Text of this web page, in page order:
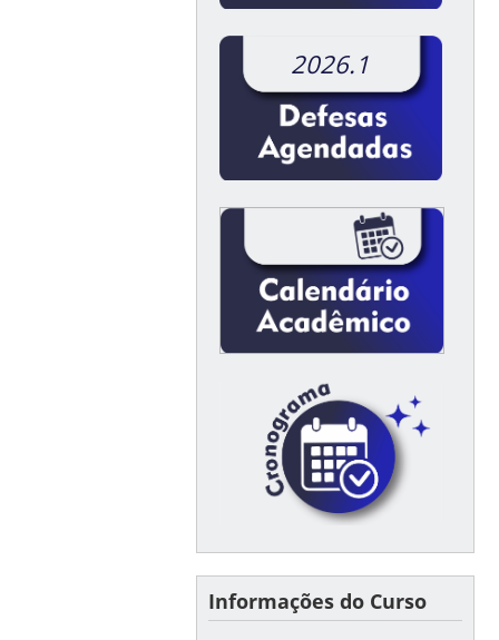
2026.1
Informações do Curso